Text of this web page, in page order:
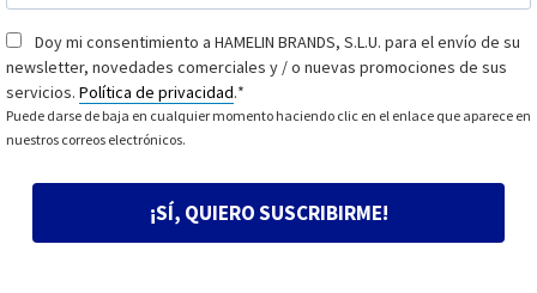
Consentimiento*
Doy mi consentimiento a HAMELIN BRANDS, S.L.U. para el envío de su
newsletter, novedades comerciales y / o nuevas promociones de sus
servicios. Política de privacidad.*
Puede darse de baja en cualquier momento haciendo clic en el enlace que aparece en
nuestros correos electrónicos.